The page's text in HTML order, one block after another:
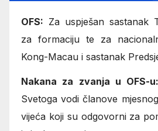
OFS: Za uspješan sastanak
za formaciju te za
Kong-Macau i sastanak
Nakana za zvanja u OFS-u:
Svetoga vodi članove
vijeća koji su odgovorni za